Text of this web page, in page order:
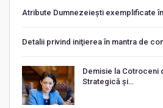
Atribute Dumnezeiești exemplificate
Detalii privind iniţierea în mantra de
Demisie la Cotroceni
Strategică și…